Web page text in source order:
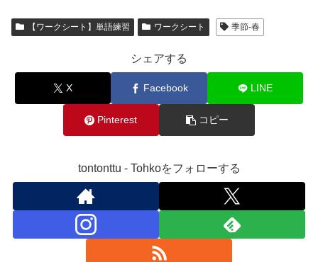
【ワークシート】単語練習 ワークシート 季節-春
シェアする
X Facebook LINE
Pinterest コピー
tontonttu - Tohkoをフォローする